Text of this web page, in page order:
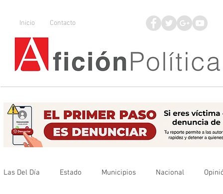
Inicio Contacto
Las Del Día Estado Municipios Nacional